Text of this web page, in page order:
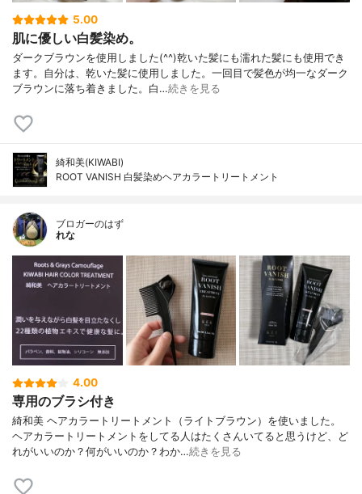
5.00
肌に優しい白髪染め。
ダークブラウンを使用しました(^^)乾いた髪にも濡れた髪にも使用でき
ます。自分は、乾いた髪に使用しました。一回目で髪色が均一なダーク
ブラウンに落ち着きました。白…続きを見る
綺和美(KIWABI)
ROOT VANISH 白髪染めヘアカラートリートメント
ブロガーのはず
れな
4.00
専用のブラシ付き
綺和美 ヘアカラートリートメント（ライトブラウン）を使いました。
ヘアカラートリートメントをしてる人はたくさんいてると思うけど、ど
れがいいのか？何がいいのか？わか…続きを見る